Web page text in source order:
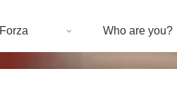
Forza Who are you?